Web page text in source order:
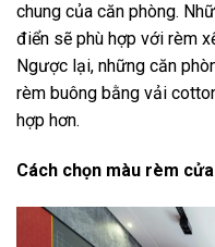
chung của căn phòng.
điển sẽ phù hợp với rèm
Ngược lại, những căn
rèm buông bằng vải
hợp hơn.
Cách chọn màu rèm cửa